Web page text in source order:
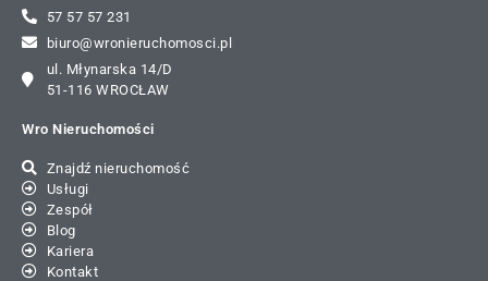
57 57 57 231
biuro@wronieruchomosci.pl
ul. Młynarska 14/D
51-116 WROCŁAW
Wro Nieruchomości
Znajdź nieruchomość
Usługi
Zespół
Blog
Kariera
Kontakt